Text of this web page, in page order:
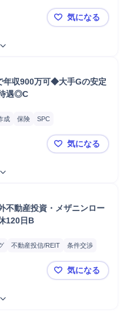
再エネアセ
気になる
年収900万可◆大手Gの安定
遇◎C
成 保険
SPC
不動産資産運用
【不動産
気になる
不動産投資・メザニンロー
120日B
不動産投信/REIT
条件交渉
【週1~2在
気になる